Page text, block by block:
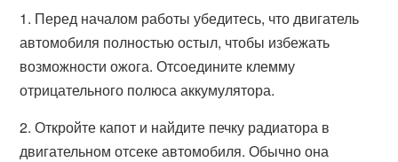
1. Перед началом работы убедитесь, что двигатель
автомобиля полностью остыл, чтобы избежать
возможности ожога. Отсоедините клемму
отрицательного полюса аккумулятора.
2. Откройте капот и найдите печку радиатора в
двигательном отсеке автомобиля. Обычно она